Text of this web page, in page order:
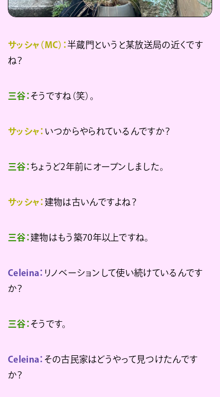
サッシャ（MC）：半蔵門というと某放送局の近くです
ね？
三谷： そうですね（笑）。
サッシャ： いつからやられているんですか？
三谷： ちょうど2年前にオープンしました。
サッシャ： 建物は古いんですよね？
三谷：建物はもう築70年以上ですね。
Celeina： リノベーションして使い続けているんです
か？
三谷： そうです。
Celeina： その古民家はどうやって見つけたんです
か？